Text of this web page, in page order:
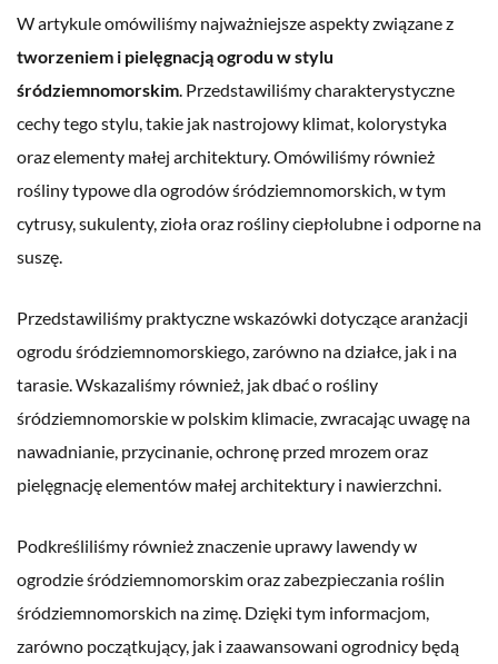
W artykule omówiliśmy najważniejsze aspekty związane z
tworzeniem i pielęgnacją ogrodu w stylu
śródziemnomorskim. Przedstawiliśmy charakterystyczne
cechy tego stylu, takie jak nastrojowy klimat, kolorystyka
oraz elementy małej architektury. Omówiliśmy również
rośliny typowe dla ogrodów śródziemnomorskich, w tym
cytrusy, sukulenty, zioła oraz rośliny ciepłolubne i odporne na
suszę.
Przedstawiliśmy praktyczne wskazówki dotyczące aranżacji
ogrodu śródziemnomorskiego, zarówno na działce, jak i na
tarasie. Wskazaliśmy również, jak dbać o rośliny
śródziemnomorskie w polskim klimacie, zwracając uwagę na
nawadnianie, przycinanie, ochronę przed mrozem oraz
pielęgnację elementów małej architektury i nawierzchni.
Podkreśliliśmy również znaczenie uprawy lawendy w
ogrodzie śródziemnomorskim oraz zabezpieczania roślin
śródziemnomorskich na zimę. Dzięki tym informacjom,
zarówno początkujący, jak i zaawansowani ogrodnicy będą